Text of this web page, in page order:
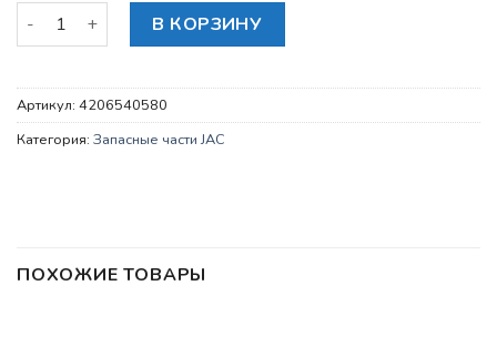
Количество товара Сальник ступицы задний внутренний
В КОРЗИНУ
Артикул: 4206540580
Категория: Запасные части JAC
ПОХОЖИЕ ТОВАРЫ